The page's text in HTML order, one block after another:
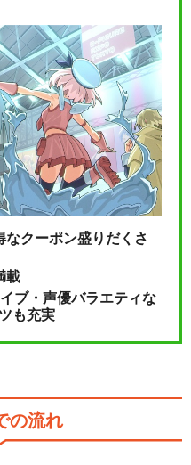
クーポン盛りだくさ
載
ブ・声優バラエティな
も充実
の流れ